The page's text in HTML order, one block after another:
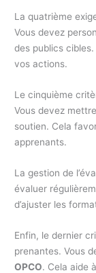
La quatrième
Vous devez
des publics
vos actions.
Le cinquième
Vous devez
soutien. Cela
apprenants.
La gestion de
évaluer
d’ajuster les
Enfin, le dernier
prenantes. Vous
OPCO. Cela aide